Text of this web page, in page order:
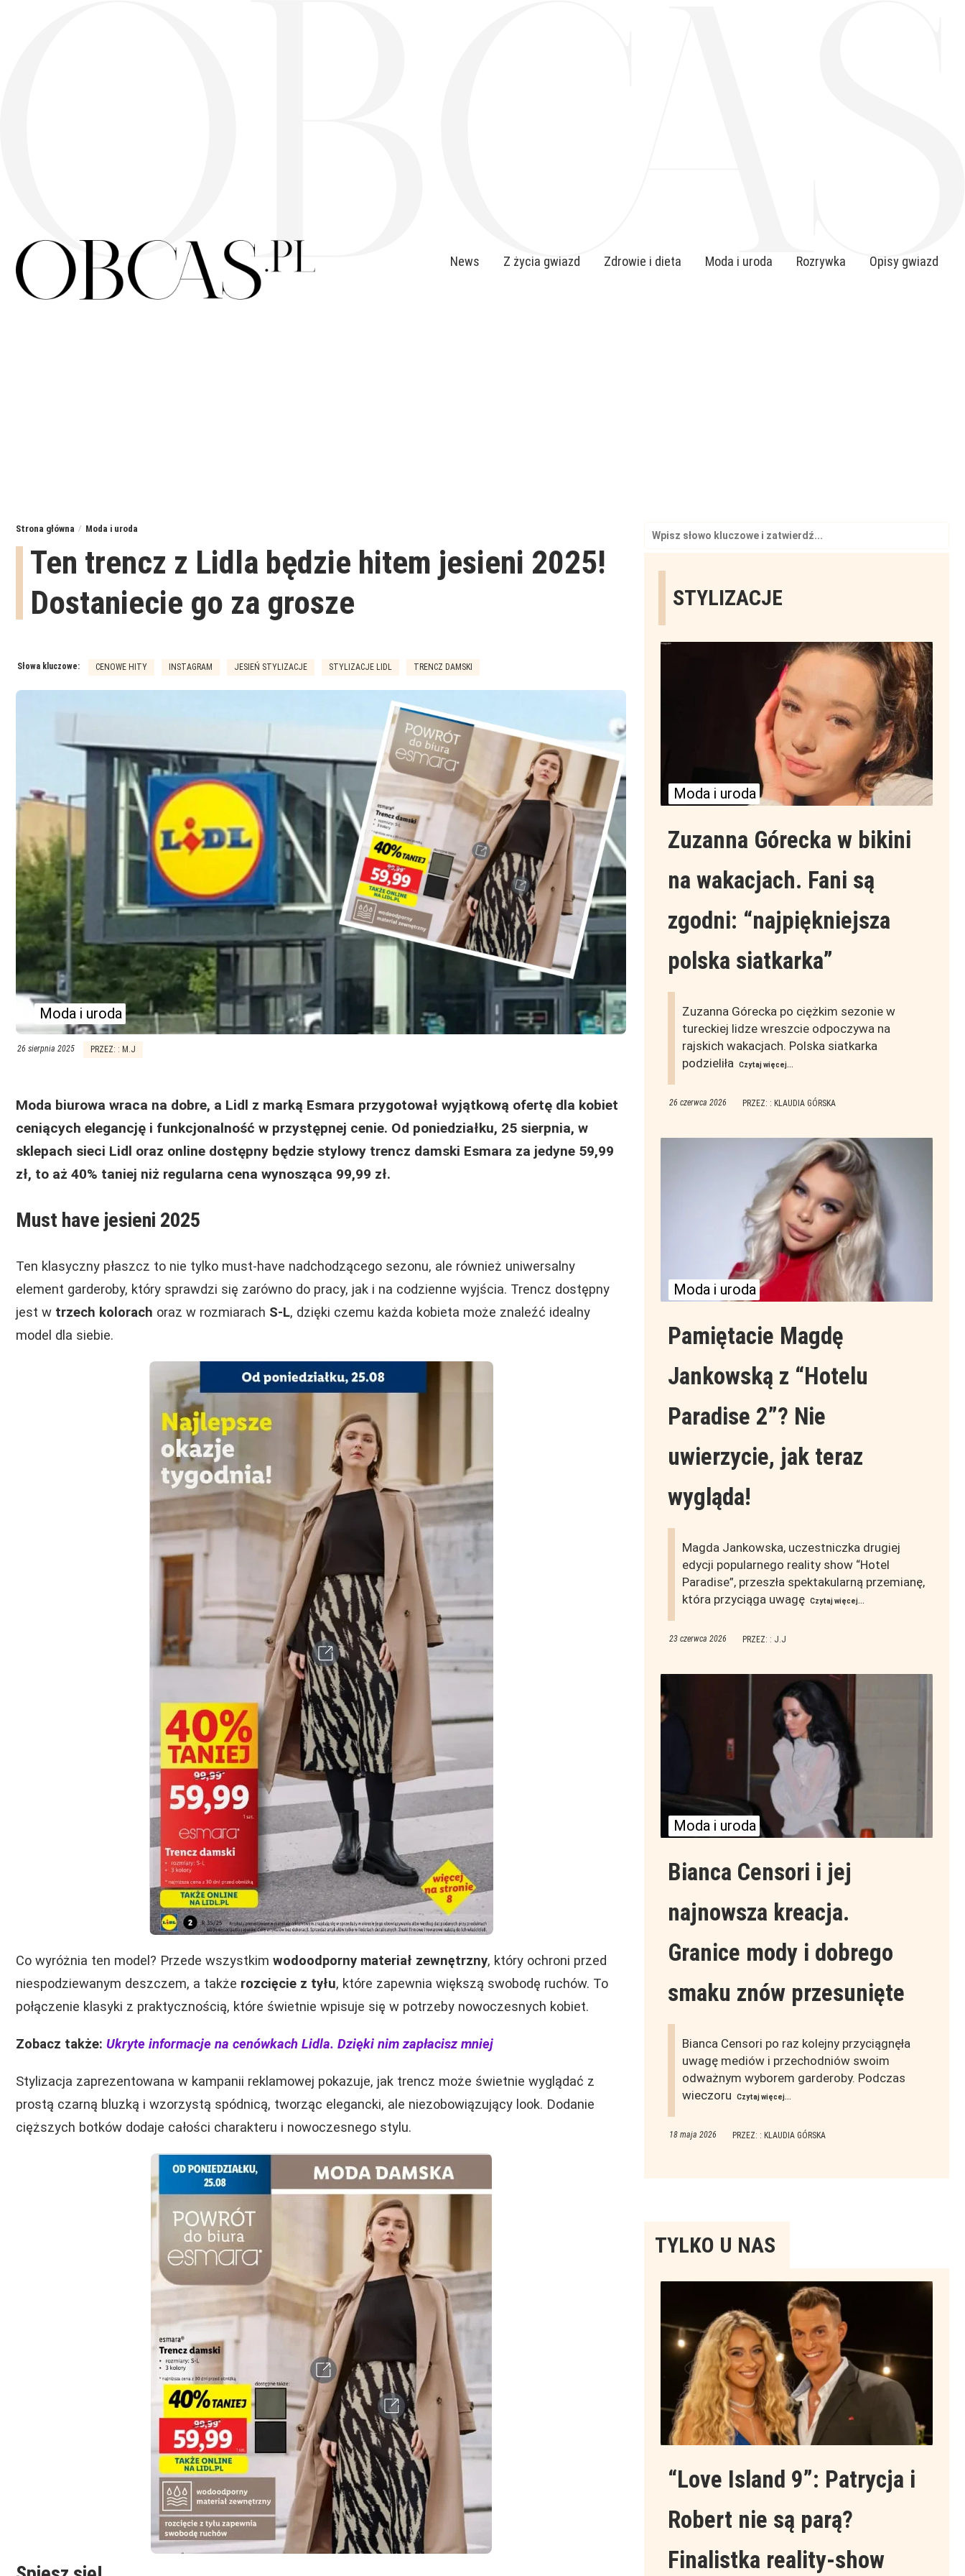
News Z życia gwiazd Zdrowie i dieta Moda i uroda Rozrywka Opisy gwiazd
Strona główna Moda i uroda
Ten trencz z Lidla będzie hitem jesieni 2025!
Dostaniecie go za grosze
Słowa kluczowe: CENOWE HITY INSTAGRAM JESIEŃ STYLIZACJE STYLIZACJE LIDL TRENCZ DAMSKI
Moda i uroda
26 sierpnia 2025 PRZEZ: : M.J
Moda biurowa wraca na dobre, a Lidl z marką Esmara przygotował wyjątkową ofertę dla kobiet
ceniących elegancję i funkcjonalność w przystępnej cenie. Od poniedziałku, 25 sierpnia, w
sklepach sieci Lidl oraz online dostępny będzie stylowy trencz damski Esmara za jedyne 59,99
zł, to aż 40% taniej niż regularna cena wynosząca 99,99 zł.
Must have jesieni 2025
Ten klasyczny płaszcz to nie tylko must-have nadchodzącego sezonu, ale również uniwersalny
element garderoby, który sprawdzi się zarówno do pracy, jak i na codzienne wyjścia. Trencz dostępny
jest w trzech kolorach oraz w rozmiarach S-L, dzięki czemu każda kobieta może znaleźć idealny
model dla siebie.
Co wyróżnia ten model? Przede wszystkim wodoodporny materiał zewnętrzny, który ochroni przed
niespodziewanym deszczem, a także rozcięcie z tyłu, które zapewnia większą swobodę ruchów. To
połączenie klasyki z praktycznością, które świetnie wpisuje się w potrzeby nowoczesnych kobiet.
Zobacz także: Ukryte informacje na cenówkach Lidla. Dzięki nim zapłacisz mniej
Stylizacja zaprezentowana w kampanii reklamowej pokazuje, jak trencz może świetnie wyglądać z
prostą czarną bluzką i wzorzystą spódnicą, tworząc elegancki, ale niezobowiązujący look. Dodanie
cięższych botków dodaje całości charakteru i nowoczesnego stylu.
Search
for:
STYLIZACJE
Moda i uroda
Zuzanna Górecka w bikini
na wakacjach. Fani są
zgodni: “najpiękniejsza
polska siatkarka”
Zuzanna Górecka po ciężkim sezonie w
tureckiej lidze wreszcie odpoczywa na
rajskich wakacjach. Polska siatkarka
podzieliła
Czytaj więcej...
26 czerwca 2026 PRZEZ: : KLAUDIA GÓRSKA
Moda i uroda
Pamiętacie Magdę
Jankowską z “Hotelu
Paradise 2”? Nie
uwierzycie, jak teraz
wygląda!
Magda Jankowska, uczestniczka drugiej
edycji popularnego reality show “Hotel
Paradise”, przeszła spektakularną przemianę,
która przyciąga uwagę
Czytaj więcej...
23 czerwca 2026 PRZEZ: : J.J
Moda i uroda
Bianca Censori i jej
najnowsza kreacja.
Granice mody i dobrego
smaku znów przesunięte
Bianca Censori po raz kolejny przyciągnęła
uwagę mediów i przechodniów swoim
odważnym wyborem garderoby. Podczas
wieczoru
Czytaj więcej...
18 maja 2026 PRZEZ: : KLAUDIA GÓRSKA
Tylko
nas
TYLKO U NAS
“Love Island 9”: Patrycja i
Robert nie są parą?
Finalistka reality-show